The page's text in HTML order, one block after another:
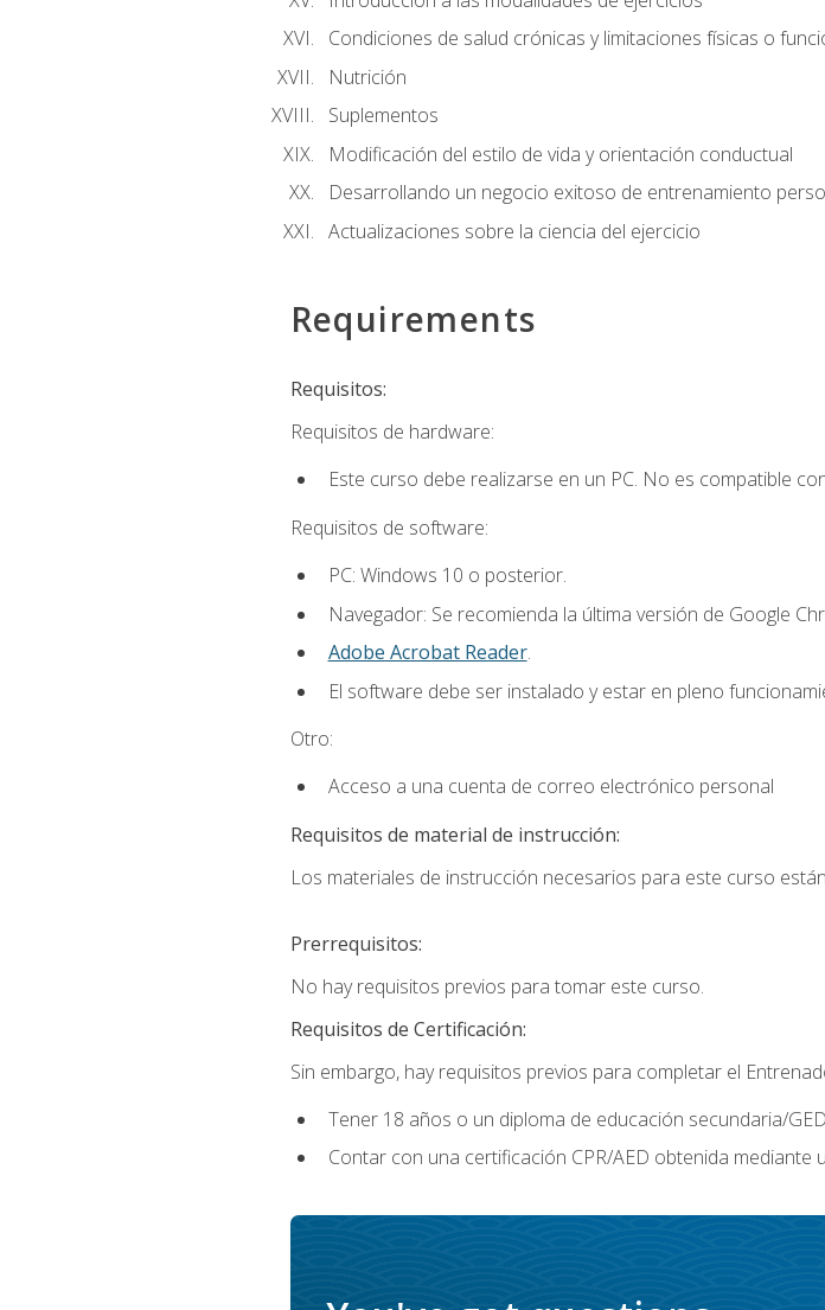
Condiciones de salud crónicas y limitaciones físicas o
Nutrición
Suplementos
Modificación del estilo de vida y orientación conductual
Desarrollando un negocio exitoso de entrenamiento
Actualizaciones sobre la ciencia del ejercicio
Requirements
Requisitos:
Requisitos de hardware:
Este curso debe realizarse en un PC. No es compatible
Requisitos de software:
PC: Windows 10 o posterior.
Navegador: Se recomienda la última versión de Google
Adobe Acrobat Reader.
El software debe ser instalado y estar en pleno
Otro:
Acceso a una cuenta de correo electrónico personal
Requisitos de material de instrucción:
Los materiales de instrucción necesarios para este curso
Prerrequisitos:
No hay requisitos previos para tomar este curso.
Requisitos de Certificación:
Sin embargo, hay requisitos previos para completar el
Tener 18 años o un diploma de educación secundaria/GED
Contar con una certificación CPR/AED obtenida mediante